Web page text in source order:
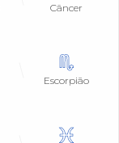
Câncer
Escorpião